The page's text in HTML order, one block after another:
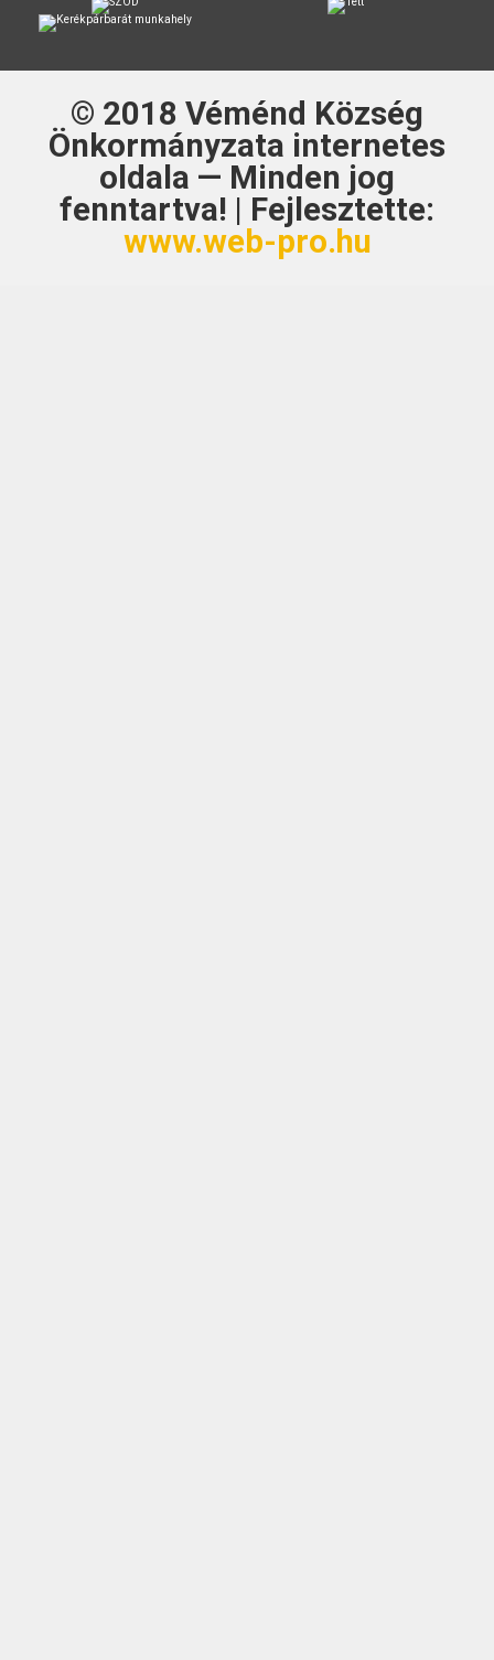
© 2018 Véménd Község
Önkormányzata internetes
oldala — Minden jog
fenntartva! | Fejlesztette:
www.web-pro.hu